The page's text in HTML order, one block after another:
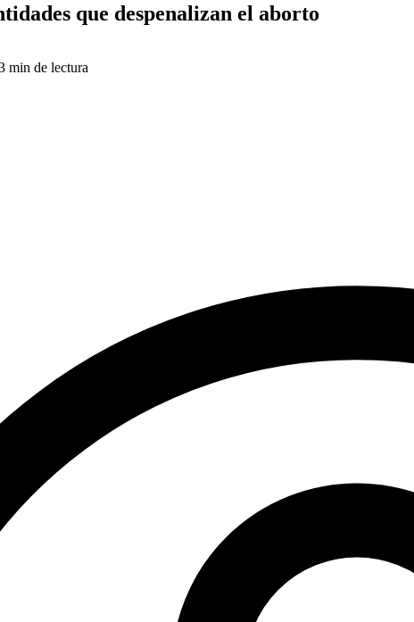
que despenalizan el aborto
min de lectura